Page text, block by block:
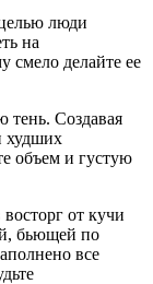
люди
на
смело делайте ее
Создавая
худших
объем и густую
от кучи
бьющей по
все